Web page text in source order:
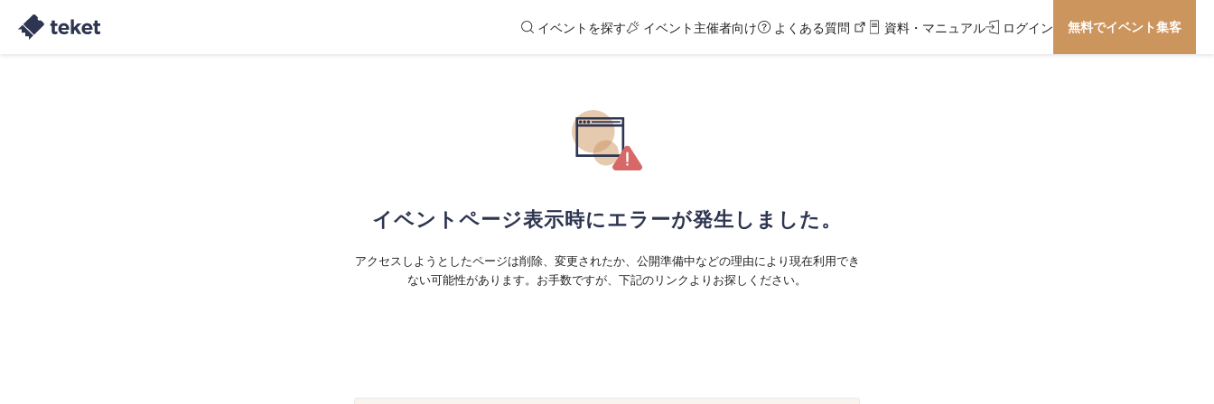
イベントを探す イベント主催者向け よくある質問 資料・マニュアル ログイン 無料でイベント集客
イベントページ表示時にエラーが発生しました。
アクセスしようとしたページは削除、変更されたか、公開準備中などの理由により現在利用でき
ない可能性があります。お手数ですが、下記のリンクよりお探しください。